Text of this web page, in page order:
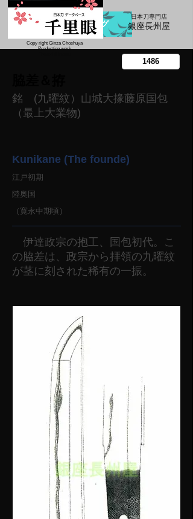
ブログ
日本刀専門店
​銀座長州屋
Copy right Ginza Choshuya
Production work
銘 (九曜紋）山城大掾藤原国包
（最上大業物)
Kunikane (The founde)
江戸初期
陸奥国
（寛永中期頃）
伊達政宗の抱工、国包初代。こ
の脇差は、政宗から拝領の九曜紋
が茎に刻された稀有の一振。